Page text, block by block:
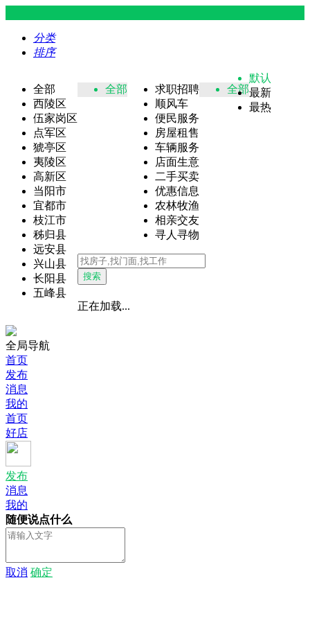
分类
排序
全部
西陵区
伍家岗区
点军区
猇亭区
夷陵区
高新区
当阳市
宜都市
枝江市
秭归县
远安县
兴山县
长阳县
五峰县
全部
求职招聘
顺风车
便民服务
房屋租售
车辆服务
店面生意
二手买卖
优惠信息
农林牧渔
相亲交友
寻人寻物
全部
默认
最新
最热
搜索
正在加载...
全局导航
首页
发布
消息
我的
首页
好店
发布
消息
我的
随便说点什么
取消 确定